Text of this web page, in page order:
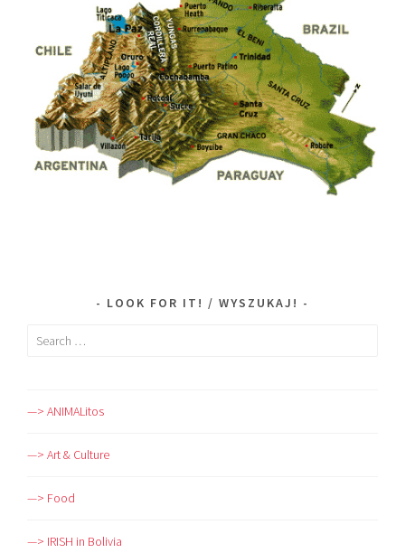
LOOK FOR IT! / WYSZUKAJ!
Search
—> ANIMALitos
—> Art & Culture
—> Food
—> IRISH in Bolivia